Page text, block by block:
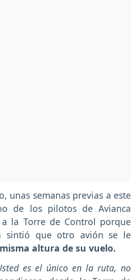
unas semanas previas a este
de los pilotos de Avianca
la Torre de Control porque
sintió que otro avión se le
altura de su vuelo.
es el único en la ruta, no